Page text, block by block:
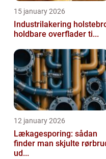
15 january 2026
Industrilakering
holdbare overflader ti...
12 january 2026
Lækagesporing: sådan
finder man skjulte
ud...